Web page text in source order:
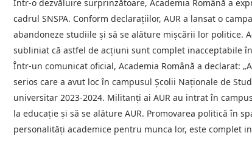
Într-o dezvăluire surprinzătoare, Academia Română a
cadrul SNSPA. Conform declarațiilor, AUR a lansat o
abandoneze studiile și să se alăture mișcării lor politice.
subliniat că astfel de acțiuni sunt complet inacceptabile
Într-un comunicat oficial, Academia Română a declarat:
serios care a avut loc în campusul Școlii Naționale de
universitar 2023-2024. Militanți ai AUR au intrat în
la educație și să se alăture AUR. Promovarea politică în
personalități academice pentru munca lor, este complet